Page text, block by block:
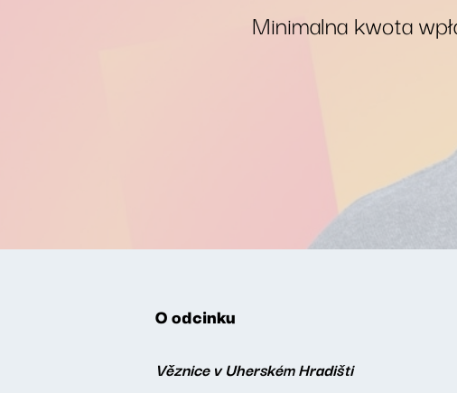
Minimalna kwota
O odcinku
Věznice v Uherském Hradišti